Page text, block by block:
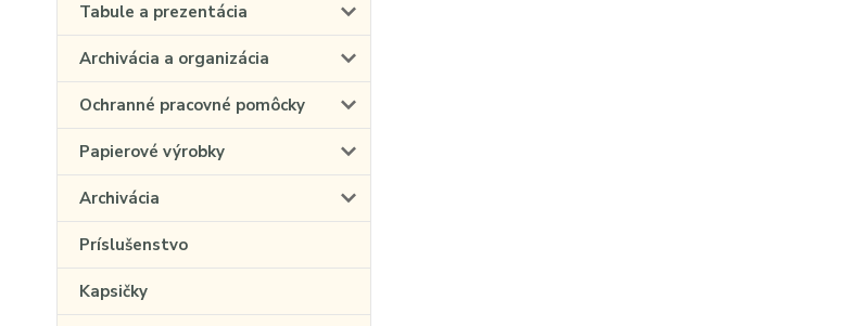
Tabule a prezentácia
Archivácia a organizácia
Ochranné pracovné pomôcky
Papierové výrobky
Archivácia
Príslušenstvo
Kapsičky